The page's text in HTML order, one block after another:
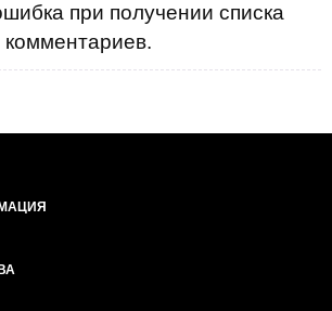
при получении списка
комментариев.